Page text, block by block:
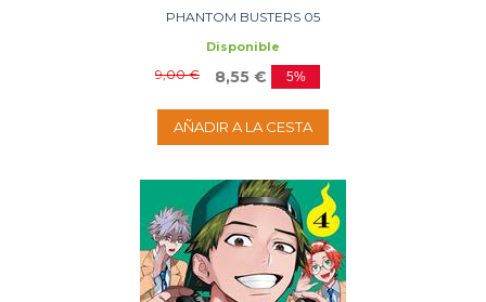
PHANTOM BUSTERS 05
Disponible
9,00 € 8,55 € 5%
AÑADIR A LA CESTA